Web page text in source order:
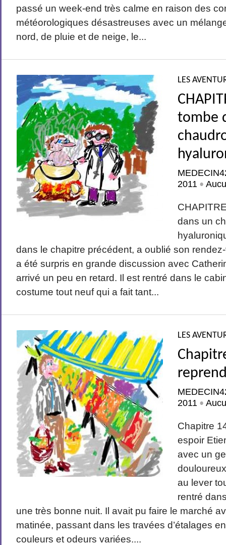
passé un week-end très calme en raison des
météorologiques désastreuses avec un
nord, de pluie et de neige, le...
LES
tombe
2011 •
dans un
dans le chapitre précédent, a oublié son
a été surpris en grande discussion avec
arrivé un peu en retard. Il est rentré dans le
costume tout neuf qui a fait tant...
LES
2011 •
Chapitre
espoir
avec un
au lever
rentré
une très bonne nuit. Il avait pu faire le marché
matinée, passant dans les travées d’étalages
couleurs et odeurs variées....